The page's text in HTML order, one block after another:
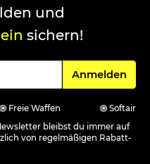
und
sichern!
Für den
Anmelden
Freie Waffen
Softair
bleibst du immer auf
von regelmäßigen Rabatt-